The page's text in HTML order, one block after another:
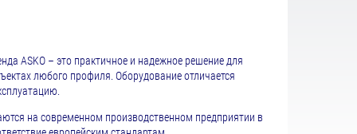
ASKO – это практичное и надежное решение для
любого профиля. Оборудование отличается
на современном производственном предприятии в